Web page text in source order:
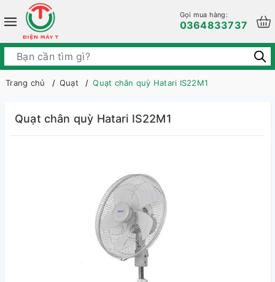
Gọi mua hàng:
0364833737
Trang chủ Quạt Quạt chân quỳ Hatari IS22M1
Quạt chân quỳ Hatari IS22M1